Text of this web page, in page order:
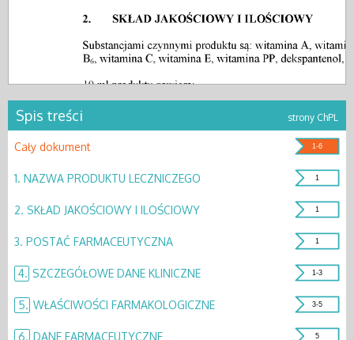
Spis treści strony ChPL
Cały dokument 1-6
1. NAZWA PRODUKTU LECZNICZEGO 1
2. SKŁAD JAKOŚCIOWY I ILOŚCIOWY 1
3. POSTAĆ FARMACEUTYCZNA 1
4. SZCZEGÓŁOWE DANE KLINICZNE 1-3
5. WŁAŚCIWOŚCI FARMAKOLOGICZNE 3-5
6. DANE FARMACEUTYCZNE 5